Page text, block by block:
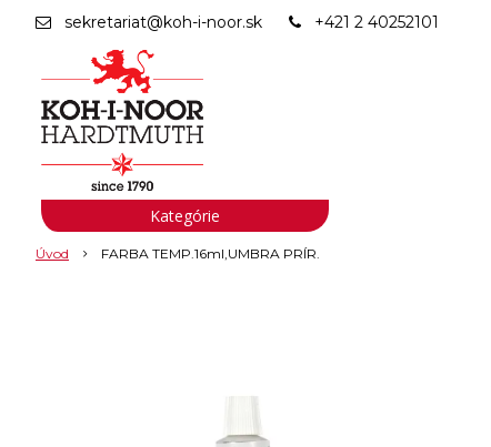
sekretariat@koh-i-noor.sk +421 2 40252101
Úvod FARBA TEMP.16ml,UMBRA PRÍR.
Kategórie